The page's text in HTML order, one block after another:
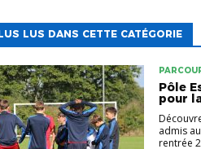
LUS DANS CETTE CATÉGORIE
Pôle
pour
admis
rentrée